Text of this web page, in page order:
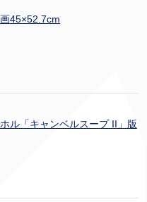
45×52.7cm
ル「キャンベルスープ II」版